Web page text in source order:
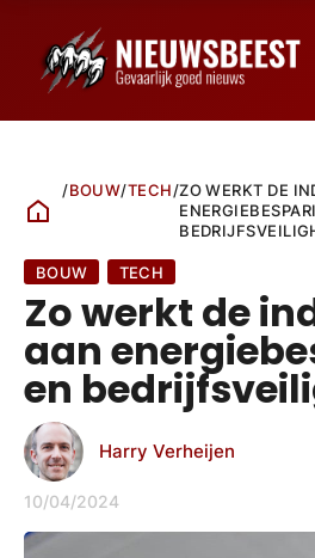
/BOUW/TECH/ZO WERKT DE
BOUW TECH
Zo werkt de
aan
en
Harry Verheijen
10/04/2024